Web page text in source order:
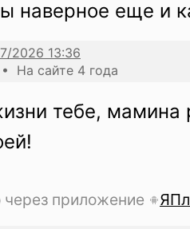
наверное еще и
На сайте 4 года
тебе, мамина
приложение